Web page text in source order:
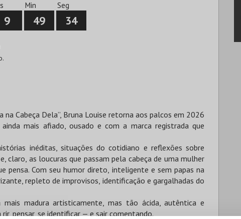
9
Min
49
Seg
33
na Cabeça Dela”, Bruna Louise retorna aos palcos em 2026
mais afiado, ousado e com a marca registrada que
inéditas, situações do cotidiano e reflexões sobre
claro, as loucuras que passam pela cabeça de uma mulher
pensa. Com seu humor direto, inteligente e sem papas na
repleto de improvisos, identificação e gargalhadas do
madura artisticamente, mas tão ácida, autêntica e
pensar, se identificar — e sair comentando.